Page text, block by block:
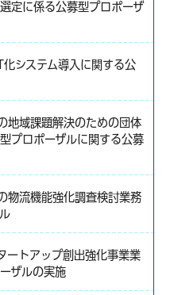
定に係る公募型プロポーザ
システム導入に関する公
地域課題解決のための団体
プロポーザルに関する公募
物流機能強化調査検討業務
ートアップ創出強化事業業
ザルの実施